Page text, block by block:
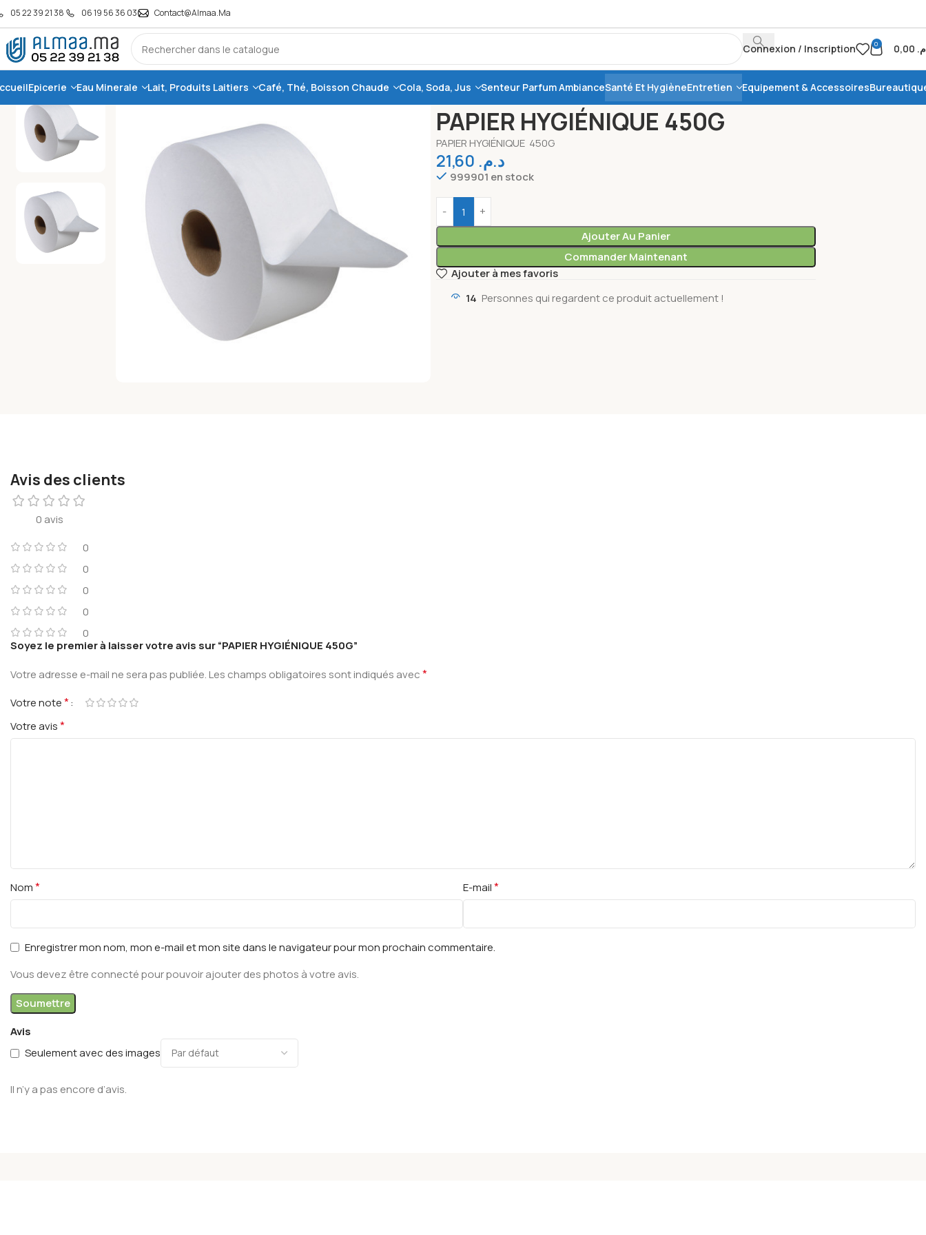
05 22 39 21 38 06 19 56 36 03 Contact@almaa.ma
Connexion / Inscription 0
Epicerie Eau Minerale Lait, Produits Laitiers Café, Thé, Boisson Chaude Cola, Soda, Jus Senteur Parfum AmbianceSanté Et HygièneEntretien Equipement & Accessoires
PAPIER HYGIÉNIQUE 450G
PAPIER HYGIÉNIQUE 450G
PAPIER HYGIÉNIQUE 450G
د.م.
999901 en stock
Ajouter Au Panier
Commander Maintenant
Ajouter à mes favoris
14 Personnes qui regardent ce produit actuellement !
Avis des clients
0 avis
0
0
0
0
0
Avis
Seulement avec des images
Il n’y a pas encore d’avis.
Soyez le premier à laisser votre avis sur “PAPIER HYGIÉNIQUE 450G”
Votre adresse e-mail ne sera pas publiée.Les champs obligatoires sont indiqués avec*
Votre note*
Votre avis*
Nom* E-mail*
Enregistrer mon nom, mon e-mail et mon site dans le navigateur pour mon prochain commentaire.
Vous devez être connecté pour pouvoir ajouter des photos à votre avis.